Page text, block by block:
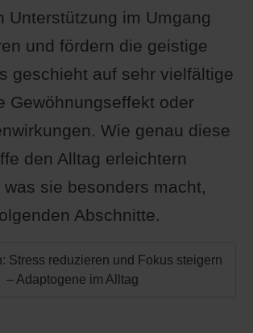
Unterstützung im Umgang
und fördern die geistige
geschieht auf sehr vielfältige
Gewöhnungseffekt oder
Wie genau diese
den Alltag erleichtern
sie besonders macht,
Abschnitte.
Stress reduzieren und Fokus steigern
– Adaptogene im Alltag